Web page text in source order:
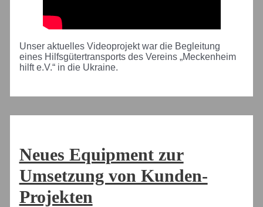
Unser aktuelles Videoprojekt war die Begleitung
eines Hilfsgütertransports des Vereins „Meckenheim
hilft e.V.“ in die Ukraine.
Neues Equipment zur
Umsetzung von Kunden-
Projekten